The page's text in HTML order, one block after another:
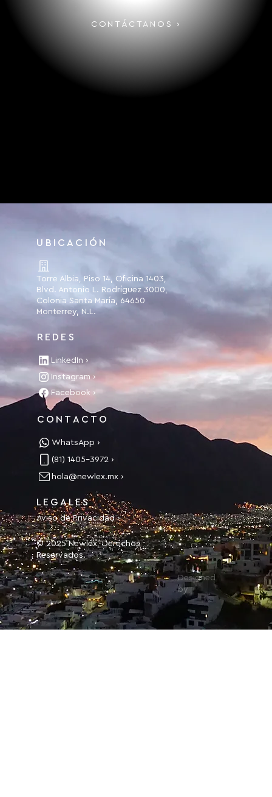
CONTÁCTANOS ›
UBICACIÓN
Torre Albia, Piso 14, Oficina 1403,
Blvd. Antonio L. Rodríguez 3000,
Colonia Santa María, 64650
Monterrey, N.L.
REDES
LinkedIn ›
Instagram ›
Facebook ›
CONTACTO
WhatsApp ›
(81) 1405-3972 ›
hola@newlex.mx ›
LEGALES
Aviso de Privacidad ›
© 2025 Newlex, Derechos
Reservados.
Designed
by